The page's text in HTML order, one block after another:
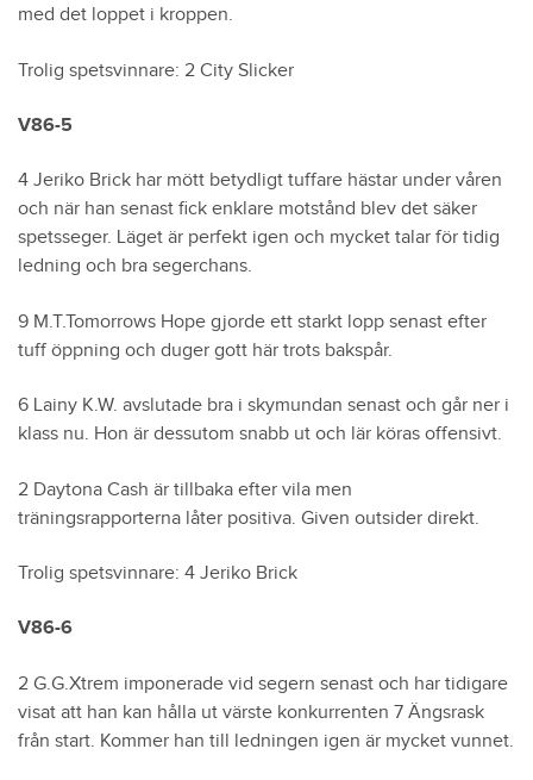
med det loppet i kroppen.
Trolig spetsvinnare: 2 City Slicker
V86-5
4 Jeriko Brick har mött betydligt tuffare hästar under våren
och när han senast fick enklare motstånd blev det säker
spetsseger. Läget är perfekt igen och mycket talar för tidig
ledning och bra segerchans.
9 M.T.Tomorrows Hope gjorde ett starkt lopp senast efter
tuff öppning och duger gott här trots bakspår.
6 Lainy K.W. avslutade bra i skymundan senast och går ner i
klass nu. Hon är dessutom snabb ut och lär köras offensivt.
2 Daytona Cash är tillbaka efter vila men
träningsrapporterna låter positiva. Given outsider direkt.
Trolig spetsvinnare: 4 Jeriko Brick
V86-6
2 G.G.Xtrem imponerade vid segern senast och har tidigare
visat att han kan hålla ut värste konkurrenten 7 Ängsrask
från start. Kommer han till ledningen igen är mycket vunnet.